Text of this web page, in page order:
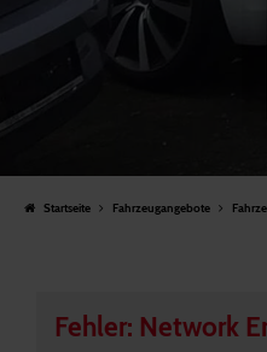
Startseite Fahrzeugangebote
Fehler: Network